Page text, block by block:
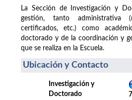
La Sección de Investigación y
gestión, tanto administrativa
certificados, etc.) como
doctorado y de la coordinación y
que se realiza en la Escuela.
Ubicación y Contacto
Investigación y
Doctorado